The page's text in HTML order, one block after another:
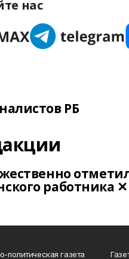
нас
РБ
работника ✕
газета